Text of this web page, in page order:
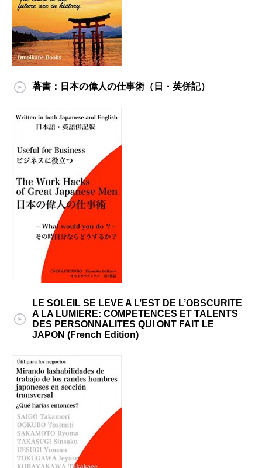
著書：日本の偉人の仕事術（日・英併記）
LE SOLEIL SE LEVE A L’EST DE L’OBSCURITE
A LA LUMIERE: COMPETENCES ET TALENTS
DES PERSONNALITES QUI ONT FAIT LE
JAPON (French Edition)